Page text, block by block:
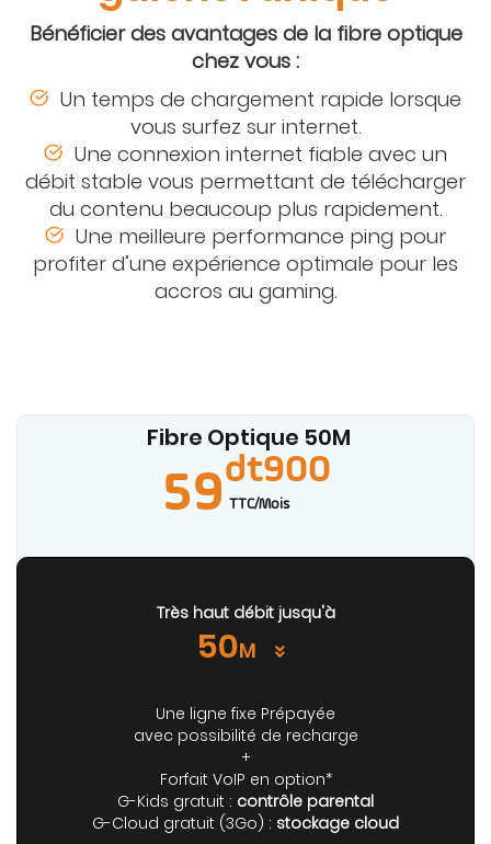
Bénéficier des avantages de la fibre optique
chez vous :
Un temps de chargement rapide lorsque
vous surfez sur internet.
Une connexion internet fiable avec un
débit stable vous permettant de télécharger
du contenu beaucoup plus rapidement.
Une meilleure performance ping pour
profiter d’une expérience optimale pour les
accros au gaming.
Fibre Optique 50M
59dt900
TTC/Mois
Très haut débit jusqu'à
50M
Une ligne fixe Prépayée
avec possibilité de recharge
+
Forfait VoIP en option*
G-Kids gratuit : contrôle parental
G-Cloud gratuit (3Go) : stockage cloud